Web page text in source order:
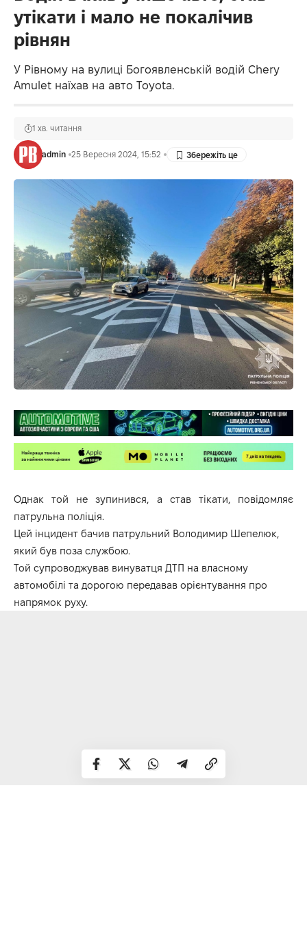
утікати і мало не покалічив
рівнян
У Рівному на вулиці Богоявленській водій Chery
Amulet наїхав на авто Toyota.
admin 25 Вересня 2024, 15:52
1 хв. читання
Однак той не зупинився, а став тікати, повідомляє
патрульна поліція.
Цей інцидент бачив патрульний Володимир Шепелюк,
який був поза службою.
Той супроводжував винуватця ДТП на власному
автомобілі та дорогою передавав орієнтування про
напрямок руху.